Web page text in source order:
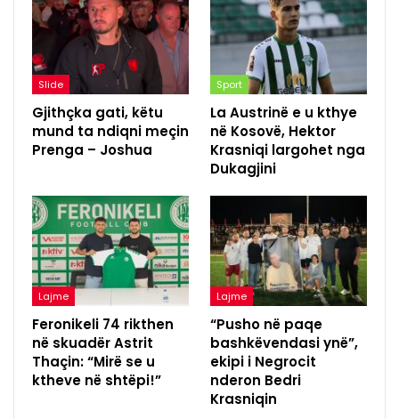
Slide
Gjithçka gati, këtu
mund ta ndiqni meçin
Prenga – Joshua
Sport
La Austrinë e u kthye
në Kosovë, Hektor
Krasniqi largohet nga
Dukagjini
Lajme
Feronikeli 74 rikthen
në skuadër Astrit
Thaçin: “Mirë se u
ktheve në shtëpi!”
Lajme
“Pusho në paqe
bashkëvendasi ynë”,
ekipi i Negrocit
nderon Bedri
Krasniqin